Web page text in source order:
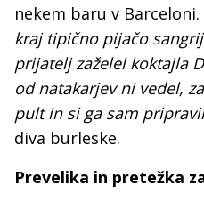
nekem baru v Barceloni.
kraj tipično pijačo
prijatelj zaželel koktajla
od natakarjev ni vedel,
pult in si ga sam
diva burleske.
Prevelika in pretežka